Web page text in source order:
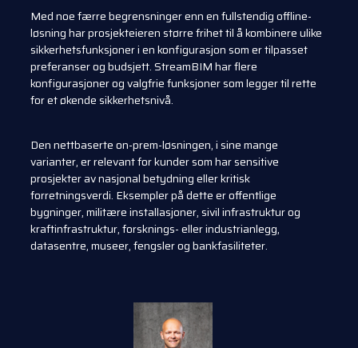
Med noe færre begrensninger enn en fullstendig offline-
løsning har prosjekteieren større frihet til å kombinere ulike
sikkerhetsfunksjoner i en konfigurasjon som er tilpasset
preferanser og budsjett. StreamBIM har flere
konfigurasjoner og valgfrie funksjoner som legger til rette
for et økende sikkerhetsnivå.
Den nettbaserte on-prem-løsningen, i sine mange
varianter, er relevant for kunder som har sensitive
prosjekter av nasjonal betydning eller kritisk
forretningsverdi. Eksempler på dette er offentlige
bygninger, militære installasjoner, sivil infrastruktur og
kraftinfrastruktur, forsknings- eller industrianlegg,
datasentre, museer, fengsler og bankfasiliteter.